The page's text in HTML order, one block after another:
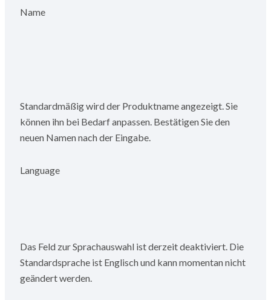
Name
Standardmäßig wird der Produktname angezeigt. Sie
können ihn bei Bedarf anpassen. Bestätigen Sie den
neuen Namen nach der Eingabe.
Language
Das Feld zur Sprachauswahl ist derzeit deaktiviert. Die
Standardsprache ist Englisch und kann momentan nicht
geändert werden.